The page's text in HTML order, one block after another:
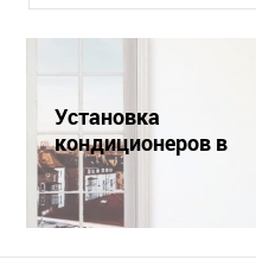
Установка
кондиционеров в
Краснодаре